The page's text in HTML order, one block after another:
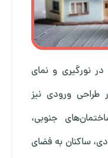
نورگیری و نمای
طراحی ورودی نیز
جنوبی،
ساکنان به فضای